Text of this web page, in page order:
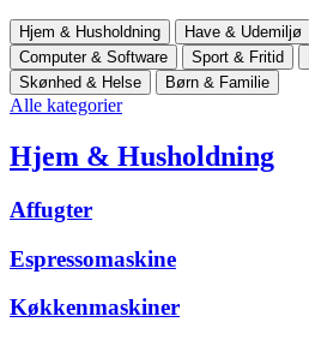
Hjem & Husholdning Have & Udemiljø
Computer & Software
Sport & Fritid
Skønhed & Helse
Børn & Familie
Alle kategorier
Hjem & Husholdning
Affugter
Espressomaskine
Køkkenmaskiner